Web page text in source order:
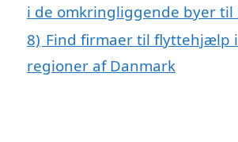
i de omkringliggende byer til
8) Find firmaer til flyttehjælp
regioner af Danmark